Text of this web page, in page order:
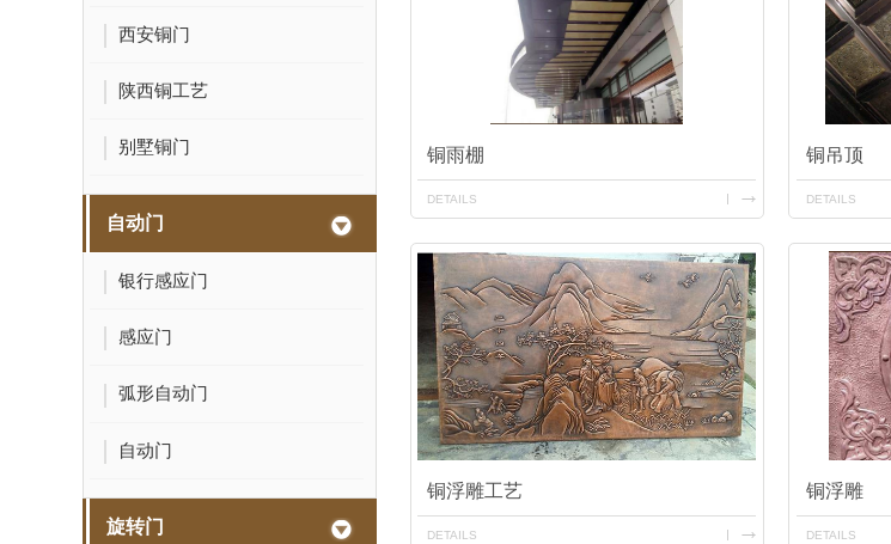
西安铜门
陕西铜工艺
别墅铜门
自动门
银行感应门
感应门
弧形自动门
自动门
旋转门
铜雨棚
DETAILS
铜吊顶
DETAILS
铜浮雕工艺
DETAILS
铜浮雕
DETAILS